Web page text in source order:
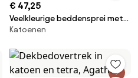
€ 47,25
Veelkleurige beddensprei met
strepen in linnen en katoen,
Katoenen